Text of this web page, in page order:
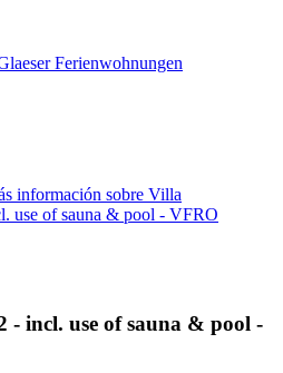
Ferienwohnungen
información sobre Villa
use of sauna & pool - VFRO
- incl. use of sauna & pool -